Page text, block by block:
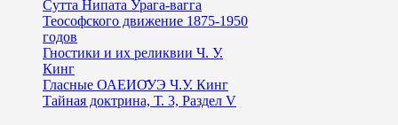
Сутта Нипата Урага-вагга
Теософского движение 1875-1950
годов
Гностики и их реликвии Ч. У.
Кинг
Гласные ОАЕИО̄УЭ Ч.У. Кинг
Тайная доктрина, Т. 3, Раздел V